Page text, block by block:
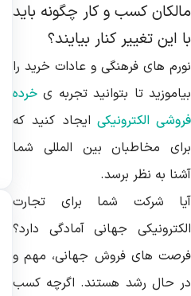
کسب و کار چگونه باید
این تغییر کنار بیایند؟
های فرهنگی و عادات خرید را
تا بتوانید تجربه ی خرده
الکترونیکی ایجاد کنید که
مخاطبان بین المللی شما
به نظر برسد.
شرکت شما برای تجارت
جهانی آمادگی دارد؟
های فروش جهانی، مهم و
حال رشد هستند. اگرچه کسب